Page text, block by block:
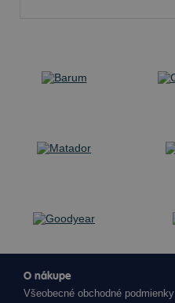
O nákupe
Všeobecné obchodné podmienky